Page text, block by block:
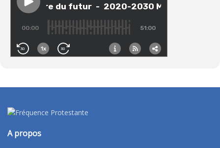
A propos